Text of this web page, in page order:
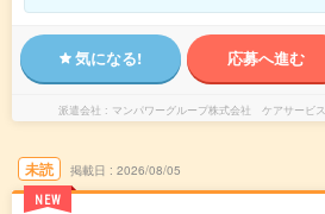
気になる! 応募へ進む
派遣会社 マンパワーグループ株式会社 ケアサービ
未読
NEW
掲載日 2026/08/05